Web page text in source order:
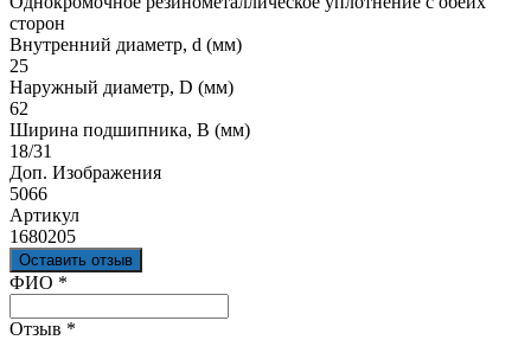
сторон
Внутренний диаметр, d (мм)
25
Наружный диаметр, D (мм)
62
Ширина подшипника, B (мм)
18/31
Доп. Изображения
5066
Артикул
1680205
Оставить отзыв
Ваш отзыв был отправлен!
ФИО *
Отзыв *